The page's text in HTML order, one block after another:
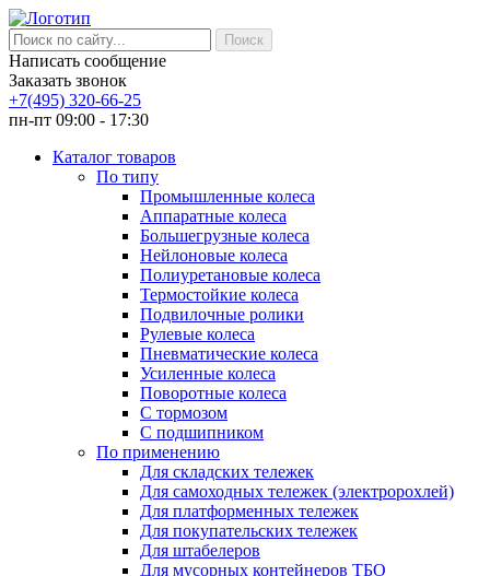
Написать сообщение
Заказать звонок
+7(495) 320-66-25
пн-пт 09:00 - 17:30
Каталог товаров
По типу
Промышленные колеса
Аппаратные колеса
Большегрузные колеса
Нейлоновые колеса
Полиуретановые колеса
Термостойкие колеса
Подвилочные ролики
Рулевые колеса
Пневматические колеса
Усиленные колеса
Поворотные колеса
С тормозом
С подшипником
По применению
Для складских тележек
Для самоходных тележек (электророхлей)
Для платформенных тележек
Для покупательских тележек
Для штабелеров
Для мусорных контейнеров ТБО